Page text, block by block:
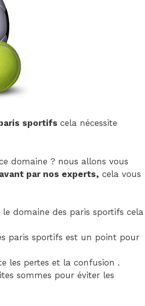
sportifs cela nécessite
domaine ? nous allons vous
par nos experts, cela vous
domaine des paris sportifs cela
paris sportifs est un point pour
les pertes et la confusion .
sommes pour éviter les